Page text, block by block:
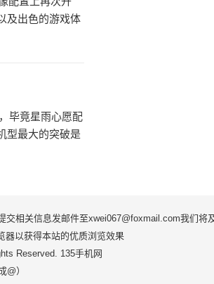
及出色的游戏体
毕竟星雨心愿配
型最大的突破是
相关信息发邮件至xwei067@foxmail.com我们将
器以获得本站的优质浏览效果
Reserved. 135手机网
@）